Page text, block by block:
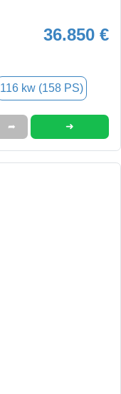
36.850 €
116 kw (158 PS)
➦ ➜